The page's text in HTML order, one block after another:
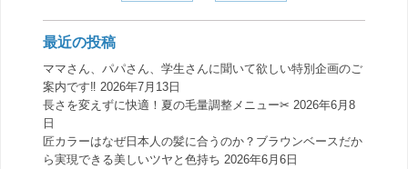
最近の投稿
ママさん、パパさん、学生さんに聞いて欲しい特別企画のご
案内です‼️ 2026年7月13日
長さを変えずに快適！夏の毛量調整メニュー✂︎ 2026年6月8
日
匠カラーはなぜ日本人の髪に合うのか？ブラウンベースだか
ら実現できる美しいツヤと色持ち 2026年6月6日